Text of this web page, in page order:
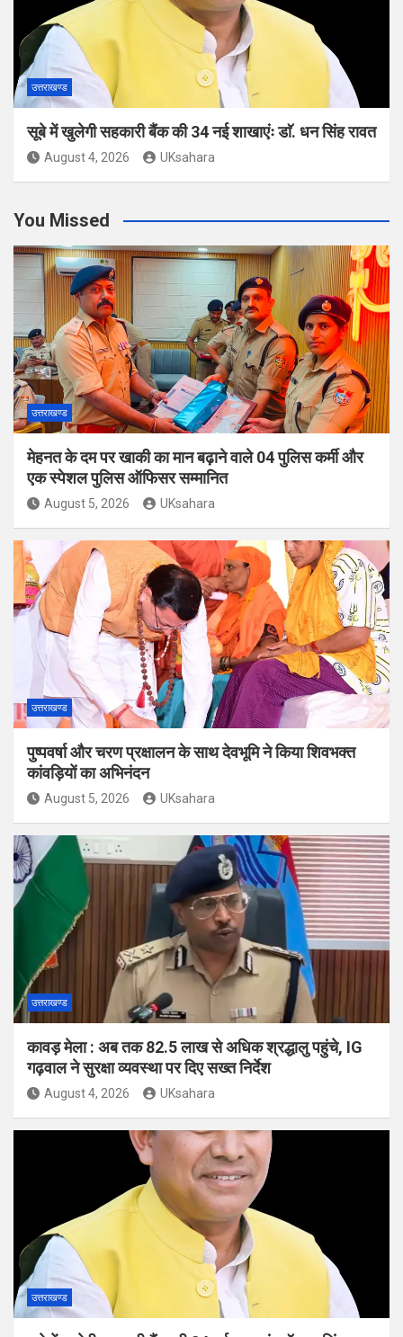
उत्तराखण्ड
सूबे में खुलेगी सहकारी बैंक की 34 नई शाखाएंः डाॅ. धन सिंह रावत
August 4, 2026 UKsahara
You Missed
उत्तराखण्ड
मेहनत के दम पर खाकी का मान बढ़ाने वाले 04 पुलिस कर्मी और
एक स्पेशल पुलिस ऑफिसर सम्मानित
August 5, 2026 UKsahara
उत्तराखण्ड
पुष्पवर्षा और चरण प्रक्षालन के साथ देवभूमि ने किया शिवभक्त
कांवड़ियों का अभिनंदन
August 5, 2026 UKsahara
उत्तराखण्ड
कावड़ मेला : अब तक 82.5 लाख से अधिक श्रद्धालु पहुंचे, IG
गढ़वाल ने सुरक्षा व्यवस्था पर दिए सख्त निर्देश
August 4, 2026 UKsahara
उत्तराखण्ड